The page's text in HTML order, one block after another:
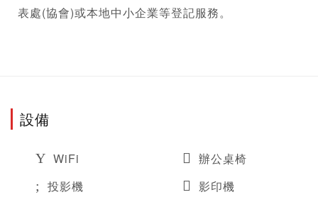
表處(協會)或本地中小企業等登記服務。
設備
WiFi
辦公桌椅
投影機
影印機